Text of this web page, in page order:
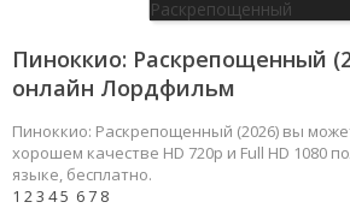
Пиноккио: Раскрепощенный
онлайн Лордфильм
Пиноккио: Раскрепощенный (2026) вы
хорошем качестве HD 720p и Full HD 1080
языке, бесплатно.
1 23 45 67 8